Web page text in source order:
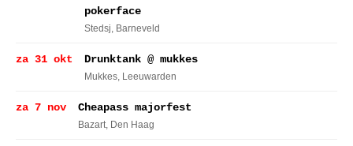
pokerface
Stedsj, Barneveld
za 31 okt Drunktank @ mukkes
Mukkes, Leeuwarden
za 7 nov Cheapass majorfest
Bazart, Den Haag